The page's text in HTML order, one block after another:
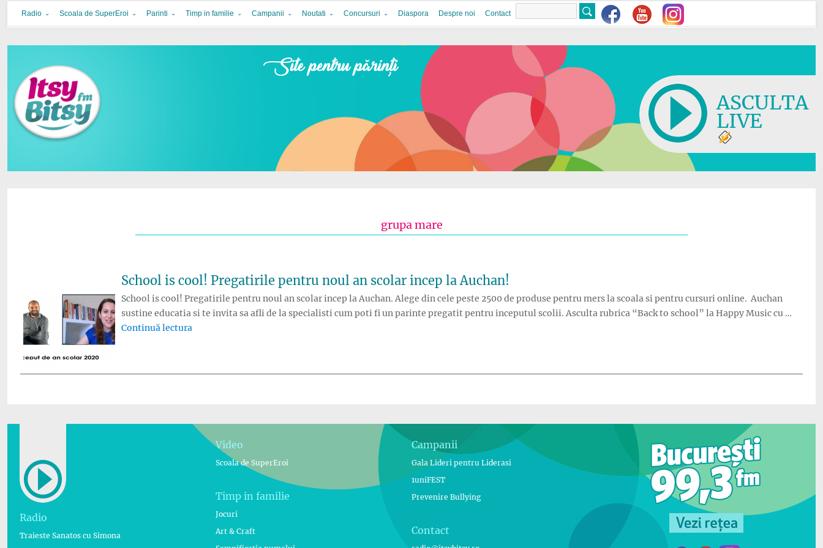
Itsy Bitsy
bucurie in familie
Radio Scoala de SuperEroi Parinti Timp in familie Campanii Noutati Concursuri Diaspora Despre noi Contact
ASCULTA
LIVE
grupa mare
School is cool! Pregatirile pentru noul an scolar incep la Auchan!
School is cool! Pregatirile pentru noul an scolar incep la Auchan. Alege din cele peste 2500 de produse pentru mers la scoala si pentru cursuri online. Auchan
sustine educatia si te invita sa afli de la specialisti cum poti fi un parinte pregatit pentru inceputul scolii. Asculta rubrica “Back to school” la Happy Music cu …
Continuă lectura
Radio
Traieste Sanatos cu Simona
Video
Scoala de SuperEroi
Timp in familie
Jocuri
Art & Craft
Campanii
Gala Lideri pentru Liderasi
1uniFEST
Prevenire Bullying
Contact